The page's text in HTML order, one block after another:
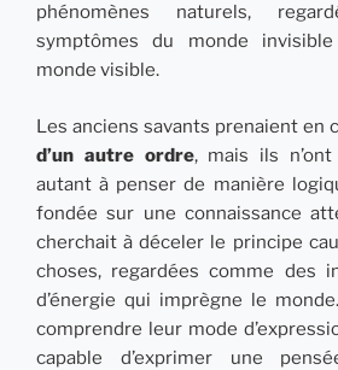
phénomènes naturels,
symptômes du monde
monde visible.
Les anciens savants prenaient en
d’un autre ordre, mais ils
autant à penser de manière
fondée sur une connaissance
cherchait à déceler le principe
choses, regardées comme des
d’énergie qui imprègne le
comprendre leur mode
capable d’exprimer une